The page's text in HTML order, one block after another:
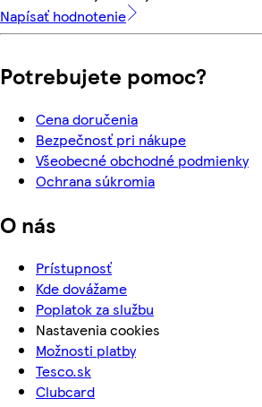
Napísať hodnotenie
Potrebujete pomoc?
Cena doručenia
Bezpečnosť pri nákupe
Všeobecné obchodné podmienky
Ochrana súkromia
O nás
Prístupnosť
Kde dovážame
Poplatok za službu
Nastavenia cookies
Možnosti platby
Tesco.sk
Clubcard